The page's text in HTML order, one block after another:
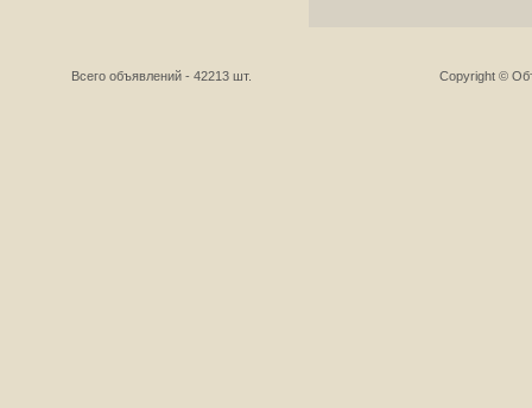
Всего объявлений - 42213 шт. Copyright ©